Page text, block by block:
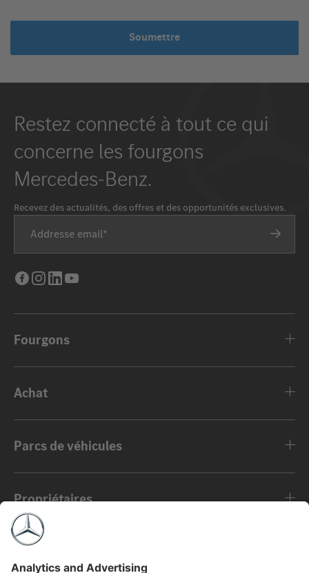
Soumettre
Restez connecté à tout ce qui
concerne les fourgons
Mercedes-Benz.
Recevez des actualités, des offres et des opportunités exclusives.
Addresse email
Facebook
Instagram
LinkedIn
Fourgons
Achat
Parcs de véhicules
Propriétaires